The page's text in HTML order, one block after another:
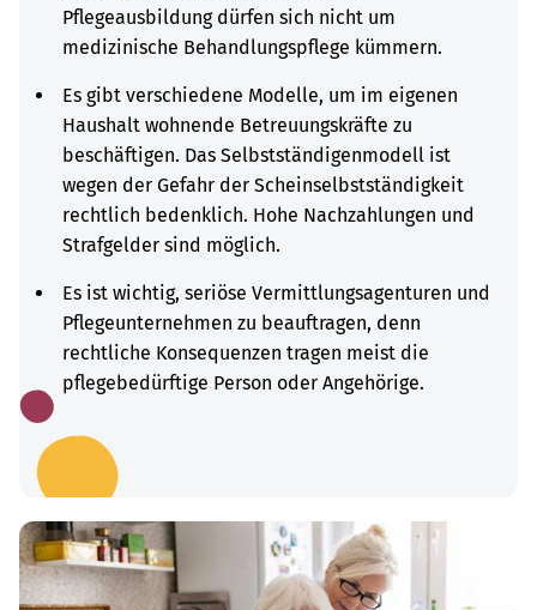
Pflegeausbildung dürfen sich nicht um
medizinische Behandlungspflege kümmern.
Es gibt verschiedene Modelle, um im eigenen
Haushalt wohnende Betreuungskräfte zu
beschäftigen. Das Selbstständigenmodell ist
wegen der Gefahr der Scheinselbstständigkeit
rechtlich bedenklich. Hohe Nachzahlungen und
Strafgelder sind möglich.
Es ist wichtig, seriöse Vermittlungsagenturen und
Pflegeunternehmen zu beauftragen, denn
rechtliche Konsequenzen tragen meist die
pflegebedürftige Person oder Angehörige.